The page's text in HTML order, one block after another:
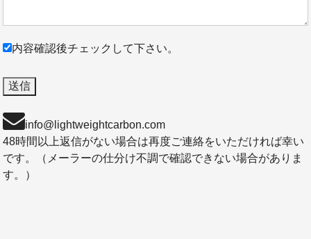
内容確認後チェックして下さい。
info@lightweightcarbon.com
48時間以上返信がない場合は再度ご連絡をいただければ幸い
です。（メーラーの仕分け不調で確認できない場合がありま
す。）